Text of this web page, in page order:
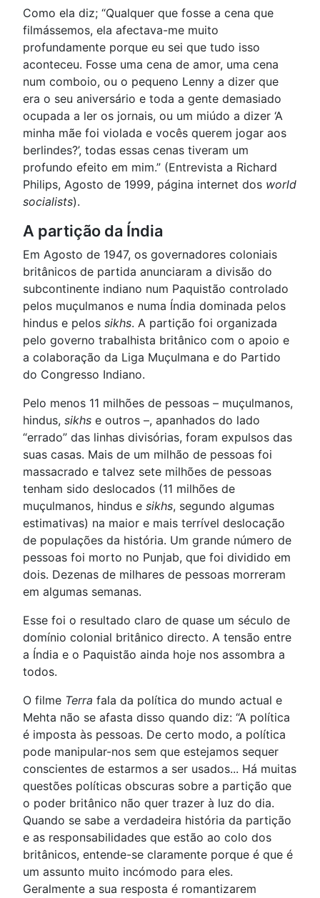
Como ela diz; “Qualquer que fosse a cena que
filmássemos, ela afectava-me muito
profundamente porque eu sei que tudo isso
aconteceu. Fosse uma cena de amor, uma cena
num comboio, ou o pequeno Lenny a dizer que
era o seu aniversário e toda a gente demasiado
ocupada a ler os jornais, ou um miúdo a dizer ‘A
minha mãe foi violada e vocês querem jogar aos
berlindes?’, todas essas cenas tiveram um
profundo efeito em mim.” (Entrevista a Richard
Philips, Agosto de 1999, página internet dos world
socialists).
A partição da Índia
Em Agosto de 1947, os governadores coloniais
britânicos de partida anunciaram a divisão do
subcontinente indiano num Paquistão controlado
pelos muçulmanos e numa Índia dominada pelos
hindus e pelos sikhs. A partição foi organizada
pelo governo trabalhista britânico com o apoio e
a colaboração da Liga Muçulmana e do Partido
do Congresso Indiano.
Pelo menos 11 milhões de pessoas – muçulmanos,
hindus, sikhs e outros –, apanhados do lado
“errado” das linhas divisórias, foram expulsos das
suas casas. Mais de um milhão de pessoas foi
massacrado e talvez sete milhões de pessoas
tenham sido deslocados (11 milhões de
muçulmanos, hindus e sikhs, segundo algumas
estimativas) na maior e mais terrível deslocação
de populações da história. Um grande número de
pessoas foi morto no Punjab, que foi dividido em
dois. Dezenas de milhares de pessoas morreram
em algumas semanas.
Esse foi o resultado claro de quase um século de
domínio colonial britânico directo. A tensão entre
a Índia e o Paquistão ainda hoje nos assombra a
todos.
O filme Terra fala da política do mundo actual e
Mehta não se afasta disso quando diz: “A política
é imposta às pessoas. De certo modo, a política
pode manipular-nos sem que estejamos sequer
conscientes de estarmos a ser usados... Há muitas
questões políticas obscuras sobre a partição que
o poder britânico não quer trazer à luz do dia.
Quando se sabe a verdadeira história da partição
e as responsabilidades que estão ao colo dos
britânicos, entende-se claramente porque é que é
um assunto muito incómodo para eles.
Geralmente a sua resposta é romantizarem